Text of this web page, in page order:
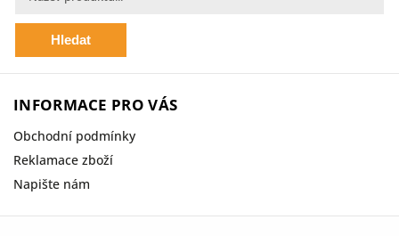
Hledat
INFORMACE PRO VÁS
Obchodní podmínky
Reklamace zboží
Napište nám